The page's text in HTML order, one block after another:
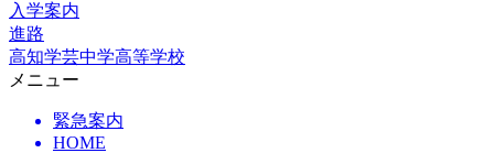
入学案内
進路
高知学芸中学高等学校
メニュー
緊急案内
HOME